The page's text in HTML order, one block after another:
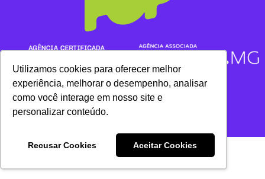
Utilizamos cookies para oferecer melhor
experiência, melhorar o desempenho, analisar
como você interage em nosso site e
personalizar conteúdo.
Recusar Cookies Aceitar Cookies
Copyright 2020 – Todos os direitos reservados.